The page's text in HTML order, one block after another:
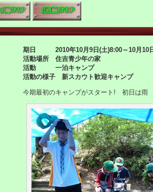
期日 2010年10月9日(土)8:00～10月10
活動場所 住吉青少年の家
活動 一泊キャンプ
活動の様子 新スカウト歓迎キャンプ
今期最初のキャンプがスタート! 初日は雨